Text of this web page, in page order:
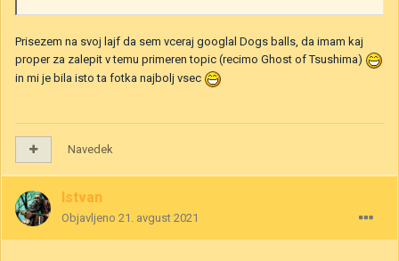
Prisezem na svoj lajf da sem vceraj googlal Dogs balls, da imam kaj
proper za zalepit v temu primeren topic (recimo Ghost of Tsushima)
in mi je bila isto ta fotka najbolj vsec
Navedek
Istvan
Objavljeno 21. avgust 2021